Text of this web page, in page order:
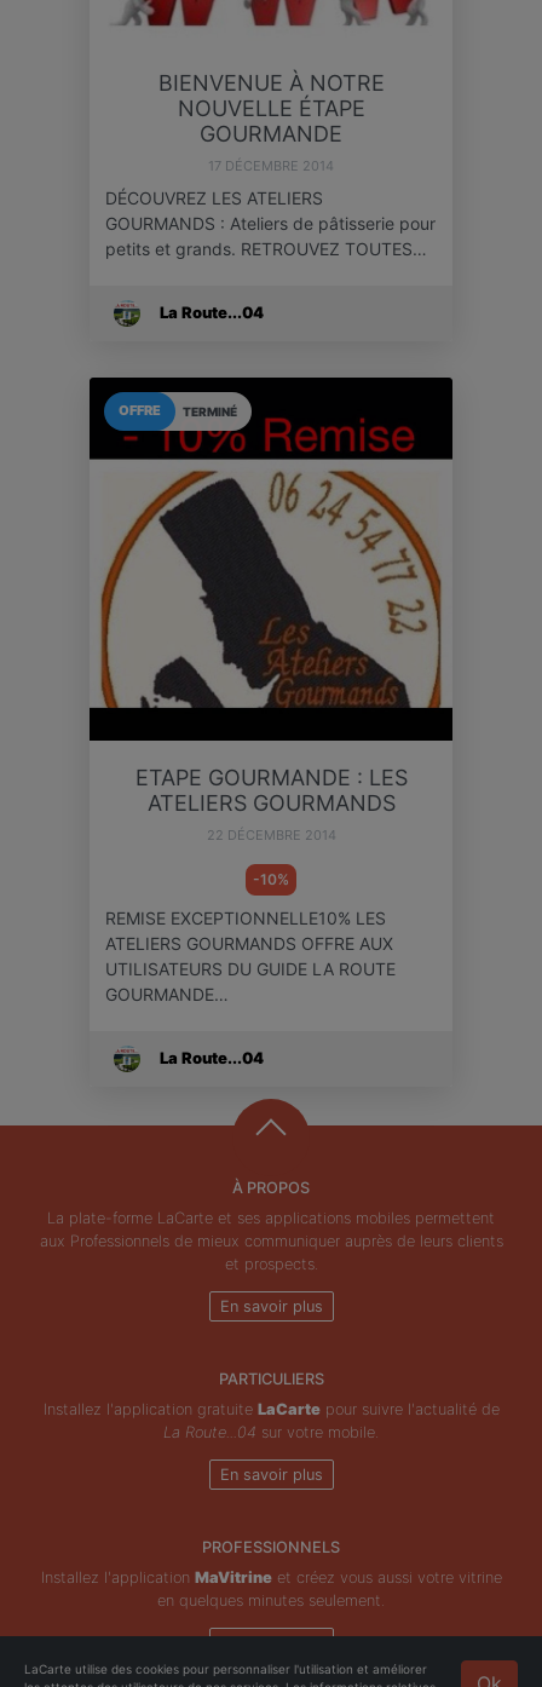
BIENVENUE À NOTRE
NOUVELLE ÉTAPE
GOURMANDE
17 DÉCEMBRE 2014
DÉCOUVREZ LES ATELIERS
GOURMANDS : Ateliers de pâtisserie pour
petits et grands. RETROUVEZ TOUTES…
La Route...04
TERMINÉ
OFFRE
ETAPE GOURMANDE : LES
ATELIERS GOURMANDS
22 DÉCEMBRE 2014
-10%
REMISE EXCEPTIONNELLE10% LES
ATELIERS GOURMANDS OFFRE AUX
UTILISATEURS DU GUIDE LA ROUTE
GOURMANDE…
La Route...04
À PROPOS
La plate-forme LaCarte et ses applications mobiles permettent
aux Professionnels de mieux communiquer auprès de leurs clients
et prospects.
En savoir plus
PARTICULIERS
Installez l'application gratuite LaCartepour suivre l'actualité de
La Route...04 sur votre mobile.
En savoir plus
PROFESSIONNELS
Installez l'application MaVitrineet créez vous aussi votre vitrine
en quelques minutes seulement.
En savoir plus
LaCarte utilise des cookies pour personnaliser l'utilisation et améliorer